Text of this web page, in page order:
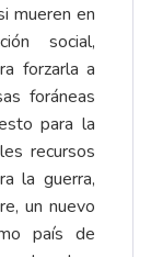
mueren en
social,
forzarla a
foráneas
para la
recursos
la guerra,
un nuevo
país de